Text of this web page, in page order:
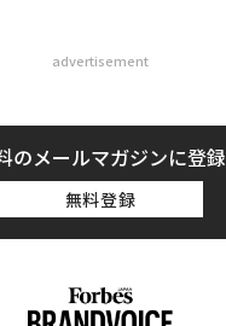
advertisement
のメールマガジンに登録
無料登録